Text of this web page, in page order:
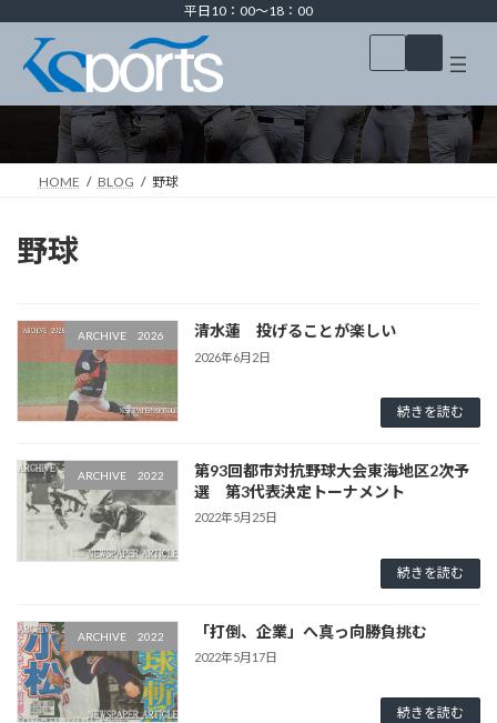
キ
に
平日10：00～18：00
ア
コ
リ
ン
ク
ア
コ
リ
ン
ク
BLOG
HOME BLOG 野球
野球
ARCHIVE 2026 清水蓮 投げることが楽しい
2026年6月2日
続きを読む
ARCHIVE 2022
第93回都市対抗野球大会東海地区2次予
選 第3代表決定トーナメント
2022年5月25日
続きを読む
ARCHIVE 2022 「打倒、企業」へ真っ向勝負挑む
2022年5月17日
続きを読む